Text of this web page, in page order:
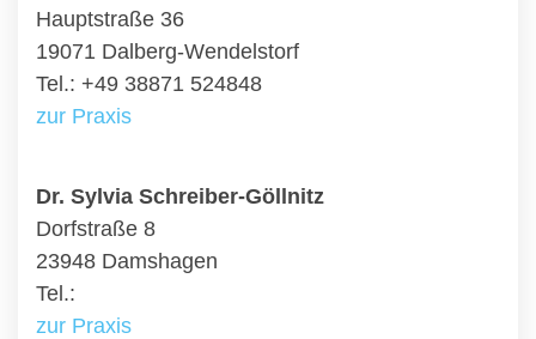
Hauptstraße 36
19071 Dalberg-Wendelstorf
Tel.: +49 38871 524848
zur Praxis
Dr. Sylvia Schreiber-Göllnitz
Dorfstraße 8
23948 Damshagen
Tel.:
zur Praxis